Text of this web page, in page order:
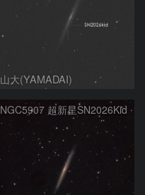
山大(YAMADAI)
NGC5907 超新星SN2026Kid